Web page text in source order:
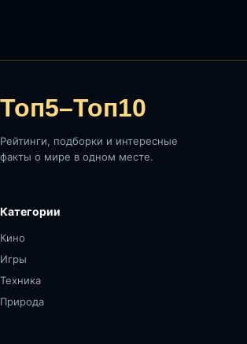
Топ5–Топ10
Рейтинги, подборки и интересные
факты о мире в одном месте.
Категории
Кино
Игры
Техника
Природа